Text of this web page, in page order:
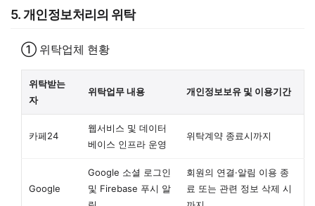
5. 개인정보처리의 위탁
① 위탁업체 현황
위탁받는
자
위탁업무 내용 개인정보보유 및 이용기간
카페24
웹서비스 및 데이터
베이스 인프라 운영
위탁계약 종료시까지
Google
Google 소셜 로그인
및 Firebase 푸시 알
회원의 연결·알림 이용 종
료 또는 관련 정보 삭제 시